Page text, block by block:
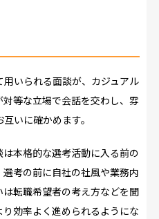
いられる面談が、カジュアル
等な立場で会話を交わし、雰
いに確かめます。
本格的な選考活動に入る前の
考の前に自社の社風や業務内
転職希望者の考え方などを聞
効率よく進められるようにな